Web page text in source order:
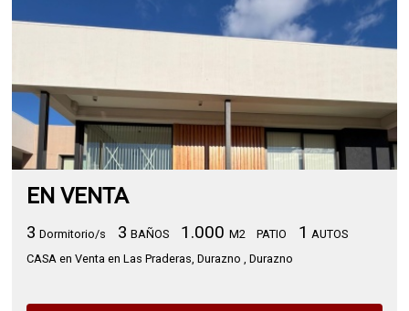
EN VENTA
3 Dormitorio/s 3 BAÑOS 1.000 M2 PATIO 1 AUTOS
CASA en Venta en Las Praderas, Durazno , Durazno